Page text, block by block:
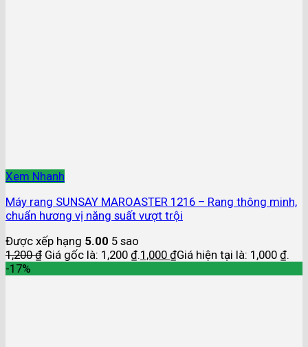
Xem Nhanh
Máy rang SUNSAY MAROASTER 1216 – Rang thông minh,
chuẩn hương vị năng suất vượt trội
Được xếp hạng 5.00 5 sao
1,200₫ Giá gốc là: 1,200 ₫.1,000 ₫Giá hiện tại là: 1,000 ₫.
-17%